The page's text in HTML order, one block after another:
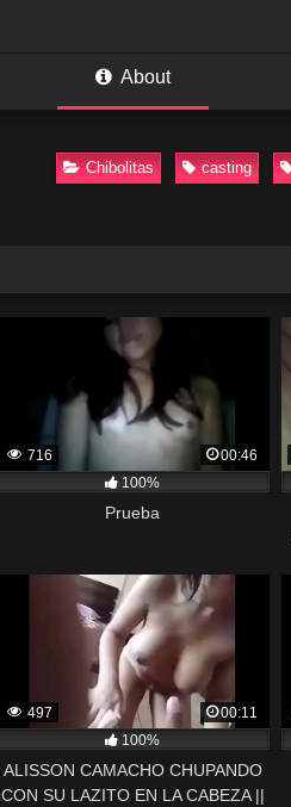
About
Chibolitas casting
716
00:46
100%
Prueba
497
00:11
100%
ALISSON CAMACHO CHUPANDO
CON SU LAZITO EN LA CABEZA ||